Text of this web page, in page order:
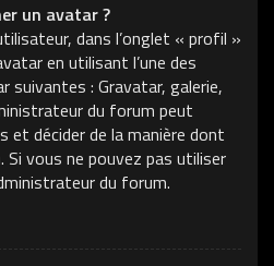
un avatar ?
dans l’onglet « profil »
en utilisant l’une des
suivantes : Gravatar, galerie,
du forum peut
et décider de la manière dont
vous ne pouvez pas utiliser
du forum.